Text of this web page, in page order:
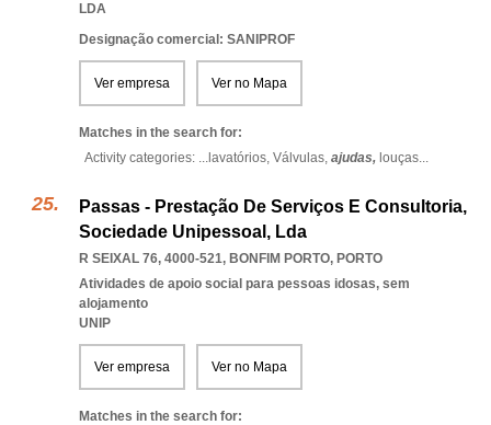
LDA
Designação comercial: SANIPROF
Ver empresa Ver no Mapa
Matches in the search for:
Activity categories: ... lavatórios, Válvulas, ajudas, louças...
Passas - Prestação De Serviços E Consultoria,
Sociedade Unipessoal, Lda
R SEIXAL 76, 4000-521, BONFIM PORTO, PORTO
Atividades de apoio social para pessoas idosas, sem
alojamento
UNIP
Ver empresa Ver no Mapa
Matches in the search for: